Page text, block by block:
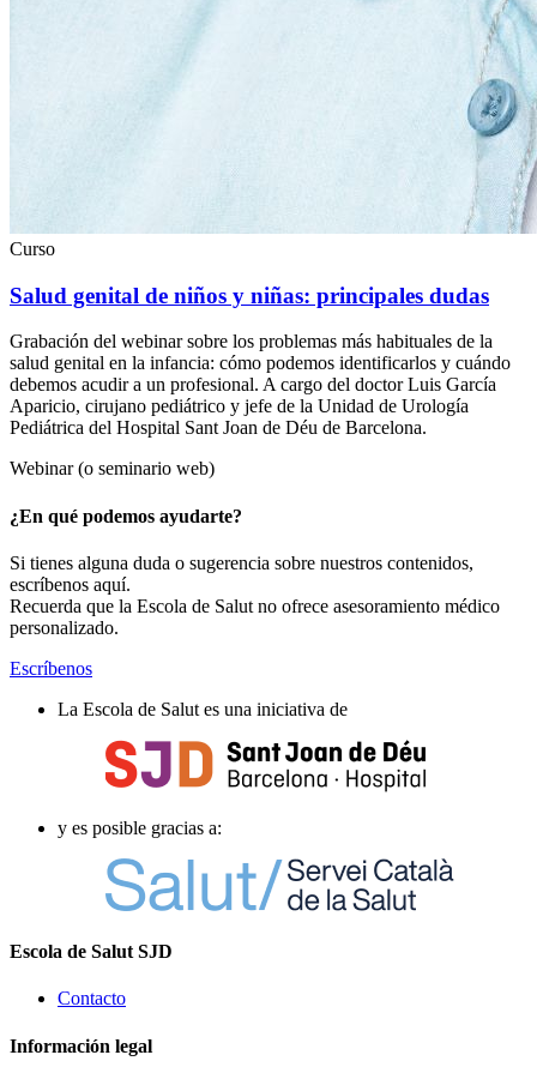
Curso
Salud genital de niños y niñas: principales dudas
Grabación del webinar sobre los problemas más habituales de la
salud genital en la infancia: cómo podemos identificarlos y cuándo
debemos acudir a un profesional. A cargo del doctor Luis García
Aparicio, cirujano pediátrico y jefe de la Unidad de Urología
Pediátrica del Hospital Sant Joan de Déu de Barcelona.
Webinar (o seminario web)
¿En qué podemos ayudarte?
Si tienes alguna duda o sugerencia sobre nuestros contenidos,
escríbenos aquí.
Recuerda que la Escola de Salut no ofrece asesoramiento médico
personalizado.
Escríbenos
La Escola de Salut es una iniciativa de
y es posible gracias a:
Escola de Salut SJD
Contacto
Información legal